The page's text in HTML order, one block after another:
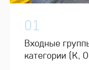
01
Входные
категории (К,